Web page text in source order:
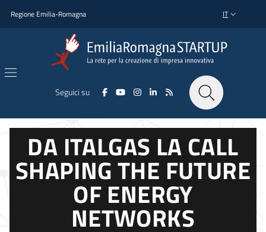
Regione Emilia-Romagna SELETTORE
IT
Seguici su
DA ITALGAS LA CALL
SHAPING THE FUTURE
OF ENERGY
NETWORKS